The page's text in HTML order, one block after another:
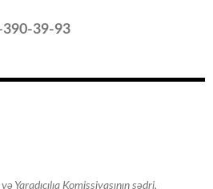
390-39-93
Yaradıcılıq Komissiyasının sədri,